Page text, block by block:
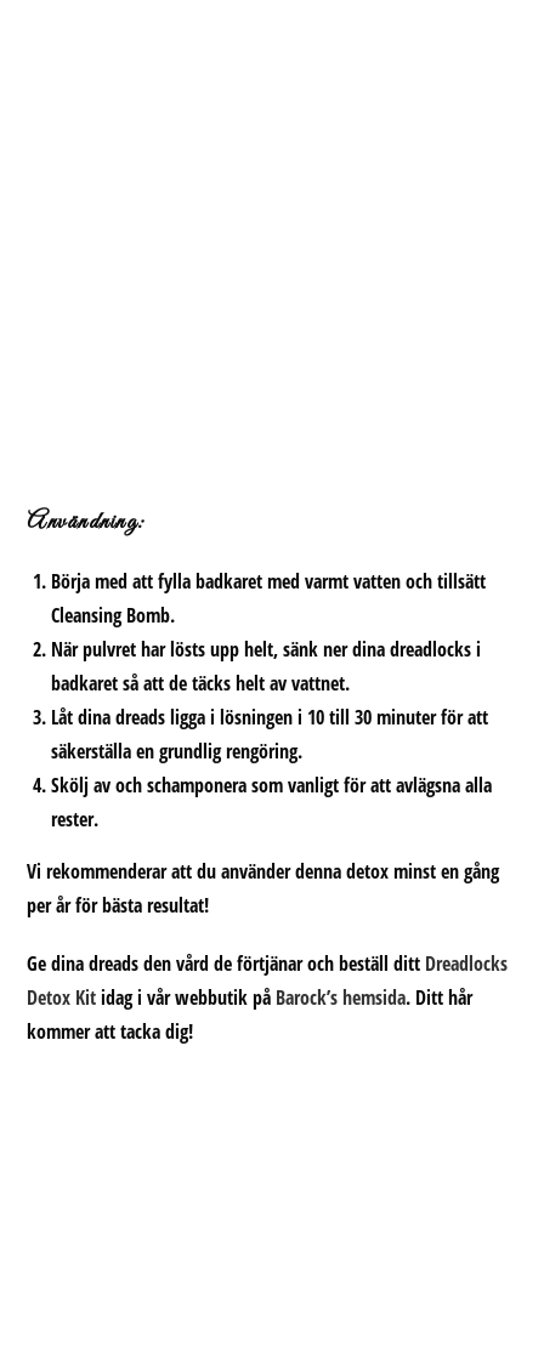
Användning:
Börja med att fylla badkaret med varmt vatten och tillsätt
Cleansing Bomb.
När pulvret har lösts upp helt, sänk ner dina dreadlocks i
badkaret så att de täcks helt av vattnet.
Låt dina dreads ligga i lösningen i 10 till 30 minuter för att
säkerställa en grundlig rengöring.
Skölj av och schamponera som vanligt för att avlägsna alla
rester.
Vi rekommenderar att du använder denna detox minst en gång
per år för bästa resultat!
Ge dina dreads den vård de förtjänar och beställ ditt Dreadlocks
Detox Kitidag i vår webbutik på Barock’s hemsida. Ditt hår
kommer att tacka dig!